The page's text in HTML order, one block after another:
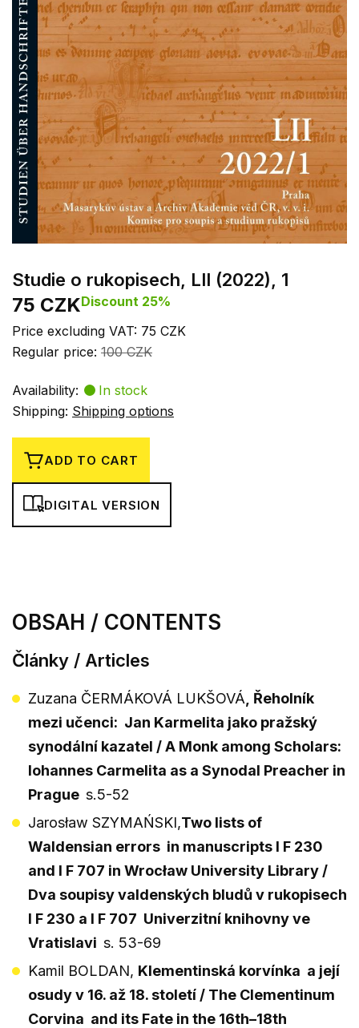
Studie o rukopisech, LII (2022), 1
75 CZKDiscount 25%
Price excluding VAT: 75 CZK
Regular price: 100 CZK
Availability:
In stock
Shipping: Shipping options
ADD TO CART
DIGITAL VERSION
OBSAH / CONTENTS
Články / Articles
Zuzana ČERMÁKOVÁ LUKŠOVÁ , Řeholník
mezi učenci: Jan Karmelita jako pražský
synodální kazatel / A Monk among Scholars:
Iohannes Carmelita as a Synodal Preacher in
Prague s.5-52
Jarosław SZYMAŃSKI,Two lists of
Waldensian errors in manuscripts I F 230
and I F 707 in Wrocław University Library /
Dva soupisy valdenských bludů v rukopisech
I F 230 a I F 707 Univerzitní knihovny ve
Vratislavi s. 53-69
Kamil BOLDAN, Klementinská korvínka a její
osudy v 16. až 18. století / The Clementinum
Corvina and its Fate in the 16th–18th